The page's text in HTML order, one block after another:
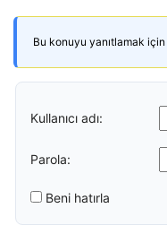
Bu konuyu yanıtlamak için
Kullanıcı adı:
Parola:
Beni hatırla